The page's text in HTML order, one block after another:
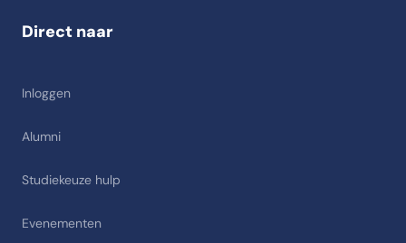
Direct naar
Inloggen
Alumni
Studiekeuze hulp
Evenementen